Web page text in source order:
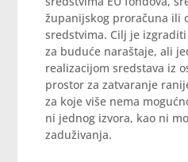
županijskog proračuna ili
sredstvima. Cilj je
za buduće naraštaje, ali
realizacijom sredstava iz
prostor za zatvaranje
za koje više nema
ni jednog izvora, kao ni
zaduživanja.